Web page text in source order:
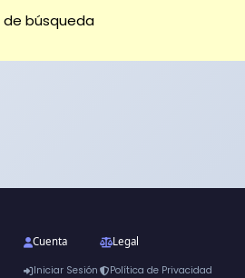
búsqueda
Cuenta
Iniciar Sesión
Legal
Política de Privacidad